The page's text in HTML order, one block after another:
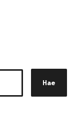
Hae